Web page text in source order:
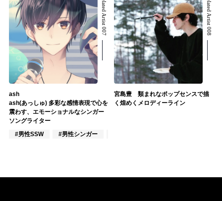
Related Artist 007
ash
ash(あっしゅ) 多彩な感情表現で心を
震わす、エモーショナルなシンガー
ソングライター
#男性SSW
#男性シンガー
Related Artist 008
宮島豊 類まれなポップセンスで描
く煌めくメロディーライン